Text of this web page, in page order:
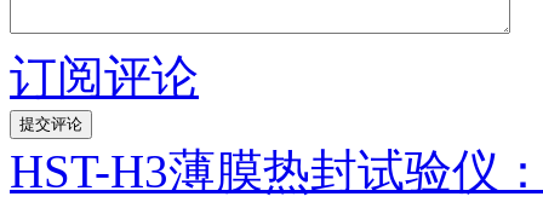
订阅评论
HST-H3薄膜热封试验仪